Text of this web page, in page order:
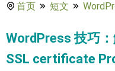
首页 短文
WordPress 技巧
SSL certificate